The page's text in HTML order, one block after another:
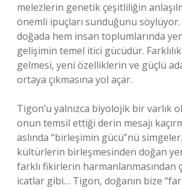
melezlerin genetik çeşitliliğin
önemli ipuçları sunduğunu
doğada hem insan toplumlarında
gelişimin temel itici gücüdür.
gelmesi, yeni özelliklerin ve güçlü
ortaya çıkmasına yol açar.
Tigon’u yalnızca biyolojik bir varlık
onun temsil ettiği derin mesajı
aslında “birleşimin gücü”nü simgeler.
kültürlerin birleşmesinden doğan
farklı fikirlerin harmanlanmasından
icatlar gibi… Tigon, doğanın bize